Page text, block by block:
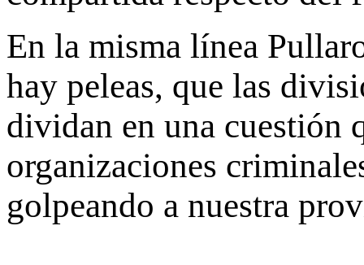
En la misma línea
hay peleas, que las
dividan en una cuestión
organizaciones
golpeando a nuestra